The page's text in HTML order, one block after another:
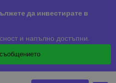
да инвестирате в
и напълно достъпни.